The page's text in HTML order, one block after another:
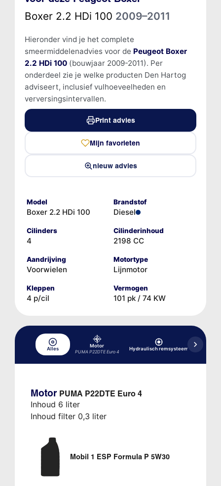
Boxer 2.2 HDi 100 2009–2011
Hieronder vind je het complete
smeermiddelenadvies voor de Peugeot Boxer
2.2 HDi 100(bouwjaar 2009-2011). Per
onderdeel zie je welke producten Den Hartog
adviseert, inclusief vulhoeveelheden en
verversingsintervallen.
Print advies
Mijn favorieten
nieuw advies
Model
Boxer 2.2 HDi 100
Brandstof
Diesel
Cilinders
4
Cilinderinhoud
2198 CC
Aandrijving
Voorwielen
Motortype
Lijnmotor
Kleppen
4 p/cil
Vermogen
101 pk / 74 KW
Alles
Motor
PUMA P22DTE Euro 4
Hydraulisch remsysteem
Motor PUMA P22DTE Euro 4
Inhoud 6 liter
Inhoud filter 0,3 liter
Mobil 1 ESP Formula P 5W30